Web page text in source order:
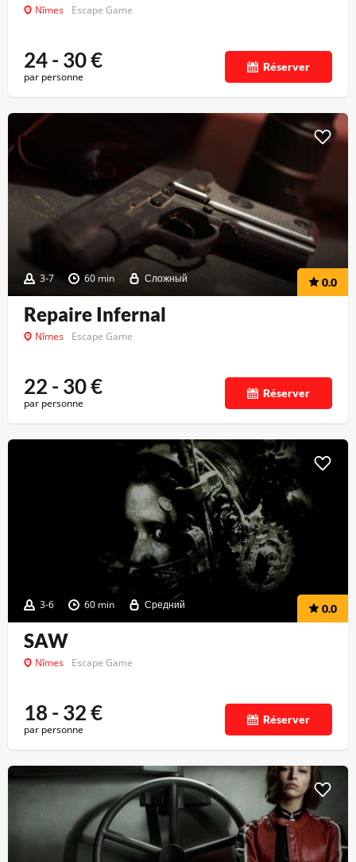
Nîmes Escape Game
24 - 30€
par personne
Réserver
3-7 60 min Сложный 0.0
Repaire Infernal
Nîmes Escape Game
22 - 30€
par personne
Réserver
3-6 60 min Средний 0.0
SAW
Nîmes Escape Game
18 - 32€
par personne
Réserver